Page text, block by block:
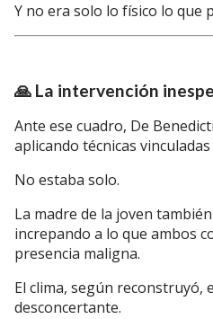
Y no era solo lo físico lo que
🙏 La intervención
Ante ese cuadro, De
aplicando técnicas
No estaba solo.
La madre de la joven
increpando a lo que ambos
presencia maligna.
El clima, según reconstruyó,
desconcertante.